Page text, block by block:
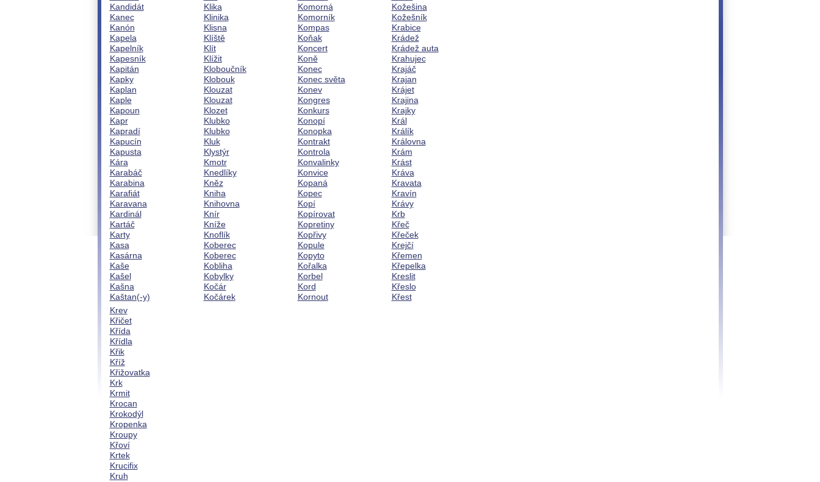
Kandidát
Kanec
Kanón
Kapela
Kapelník
Kapesník
Kapitán
Kapky
Kaplan
Kaple
Kapoun
Kapr
Kapradí
Kapucín
Kapusta
Kára
Karabáč
Karabina
Karafiát
Karavana
Kardinál
Kartáč
Karty
Kasa
Kasárna
Kaše
Kašel
Kašna
Kaštan(-y)
Klika
Klinika
Klisna
Klíště
Klít
Klížit
Kloboučník
Klobouk
Klouzat
Klouzat
Klozet
Klubko
Klubko
Kluk
Klystýr
Kmotr
Knedlíky
Kněz
Kniha
Knihovna
Knír
Kníže
Knoflík
Koberec
Koberec
Kobliha
Kobylky
Kočár
Kočárek
Komorná
Komorník
Kompas
Koňak
Koncert
Koně
Konec
Konec světa
Konev
Kongres
Konkurs
Konopí
Konopka
Kontrakt
Kontrola
Konvalinky
Konvice
Kopaná
Kopec
Kopí
Kopírovat
Kopretiny
Kopřivy
Kopule
Kopyto
Kořalka
Korbel
Kord
Kornout
Kožešina
Kožešník
Krabice
Krádež
Krádež auta
Krahujec
Krajáč
Krajan
Krájet
Krajina
Krajky
Král
Králík
Královna
Krám
Krást
Kráva
Kravata
Kravín
Krávy
Krb
Křeč
Křeček
Krejčí
Křemen
Křepelka
Kreslit
Křeslo
Křest
Krev
Křičet
Křída
Křídla
Křik
Kříž
Křižovatka
Krk
Krmit
Krocan
Krokodýl
Kropenka
Kroupy
Křoví
Krtek
Krucifix
Kruh